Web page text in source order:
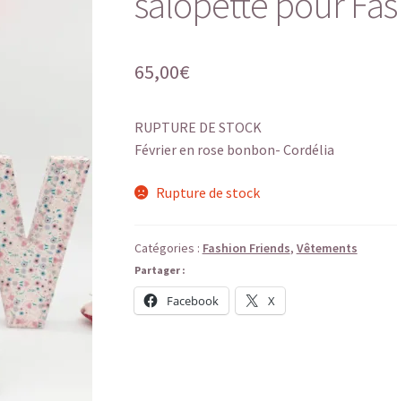
65,00€
RUPTURE DE STOCK
Février en rose bonbon- Cordélia
Rupture de stock
Catégories : Fashion Friends, Vêtements
Partager :
Facebook X